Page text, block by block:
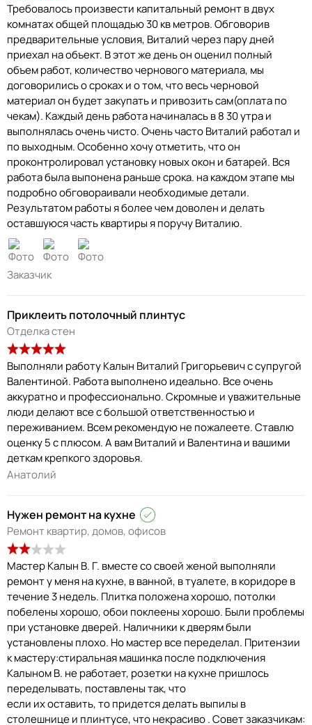
Требовалось произвести капитальный ремонт в двух
комнатах общей площадью 30 кв метров. Обговорив
предварительные условия, Виталий через пару дней
приехал на объект. В этот же день он оценил полный
объем работ, количество чернового материала, мы
договорились о сроках и о том, что весь черновой
материал он будет закупать и привозить сам(оплата по
чекам). Каждый день работа начиналась в 8 30 утра и
выполнялась очень чисто. Очень часто Виталий работал и
по выходным. Особенно хочу отметить, что он
проконтролировал установку новых окон и батарей. Вся
работа была выпонена раньше срока. на каждом этапе мы
подробно обговораивали необходимые детали.
Результатом работы я более чем доволен и делать
оставшуюся часть квартиры я поручу Виталию.
Заказчик
Приклеить потолочный плинтус
Отделка стен
Выполняли работу Калын Виталий Григорьевич с супругой
Валентиной. Работа выполнено идеально. Все очень
аккуратно и профессионально. Скромные и уважительные
люди делают все с большой ответственностью и
переживанием. Всем рекомендую не пожалеете. Ставлю
оценку 5 с плюсом. А вам Виталий и Валентина и вашими
деткам крепкого здоровья.
Анатолий
Нужен ремонт на кухне
Ремонт квартир, домов, офисов
Мастер Калын В. Г. вместе со своей женой выполняли
ремонт у меня на кухне, в ванной, в туалете, в коридоре в
течение 3 недель. Плитка положена хорошо, потолки
побелены хорошо, обои поклеены хорошо. Были проблемы
при установке дверей. Наличники к дверям были
установлены плохо. Но мастер все переделал. Притензии
к мастеру:стиральная машинка после подключения
Калыном В. не работает, розетки на кухне пришлось
переделывать, поставлены так, что
если их оставить, то придется делать выпилы в
столешнице и плинтусе, что некрасиво . Совет заказчикам: